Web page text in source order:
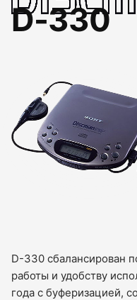
D-330
D-330 сбалансирован
работы и удобству
года с буферизацией,